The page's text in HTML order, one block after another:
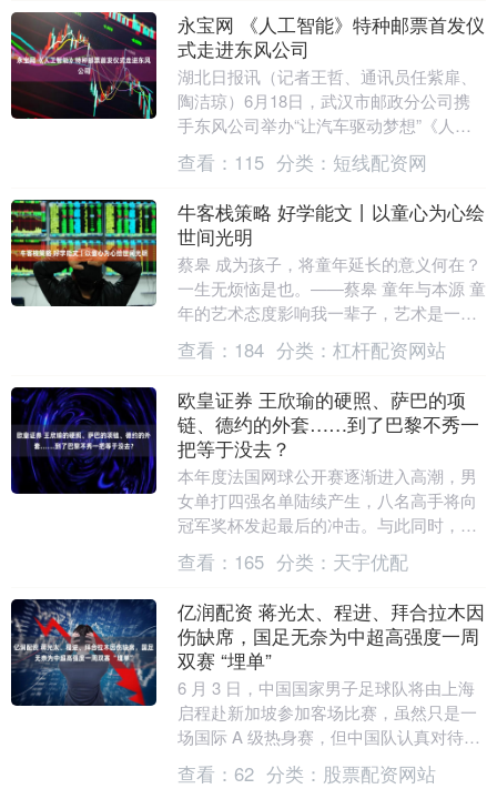
永宝网 《人工智能》特种邮票首发仪
式走进东风公司
湖北日报讯（记者王哲、通讯员任紫扉、
陶洁琼）6月18日，武汉市邮政分公司携
手东风公司举办“让汽车驱动梦想”《人工
智能》特种邮票专场首发活动，将方寸国
家名片与汽车....
查看： 115 分类： 短线配资网
牛客栈策略 好学能文丨以童心为心绘
世间光明
蔡皋 成为孩子，将童年延长的意义何在？
一生无烦恼是也。——蔡皋 童年与本源 童
年的艺术态度影响我一辈子，艺术是一种
自得其乐的事。我的艺术重精神特质，在
健康的人性....
查看： 184 分类： 杠杆配资网站
欧皇证券 王欣瑜的硬照、萨巴的项
链、德约的外套……到了巴黎不秀一
把等于没去？
本年度法国网球公开赛逐渐进入高潮，男
女单打四强名单陆续产生，八名高手将向
冠军奖杯发起最后的冲击。与此同时，那
些被淘汰的球员也没闲着。6月3日，WTA
通过官方渠道....
查看： 165 分类： 天宇优配
亿润配资 蒋光太、程进、拜合拉木因
伤缺席，国足无奈为中超高强度一周
双赛 “埋单”
6 月 3 日，中国国家男子足球队将由上海
启程赴新加坡参加客场比赛，虽然只是一
场国际 A 级热身赛，但中国队认真对待。
赛前，国足官方宣布，程进、蒋光太因伤
离队，....
查看： 62 分类： 股票配资网站